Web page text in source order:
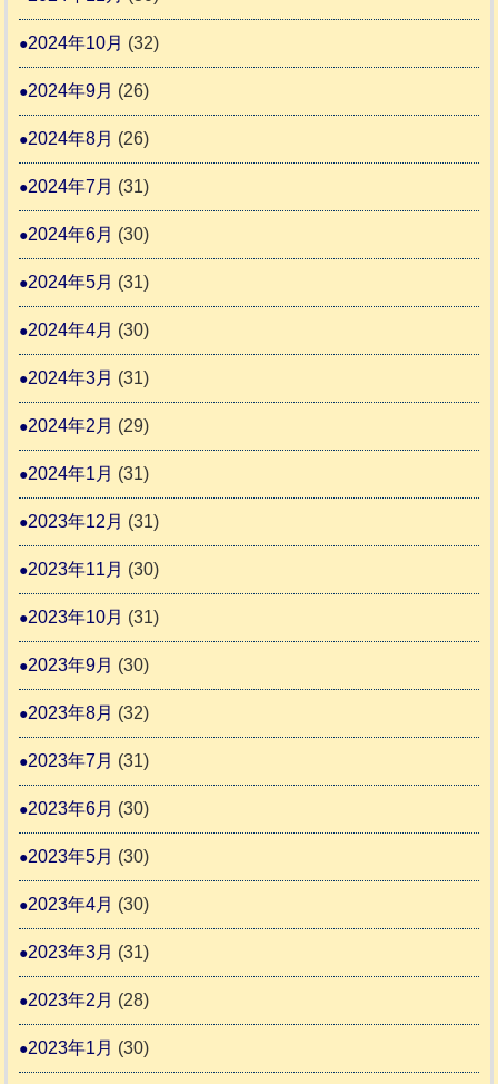
2024年10月 (32)
2024年9月 (26)
2024年8月 (26)
2024年7月 (31)
2024年6月 (30)
2024年5月 (31)
2024年4月 (30)
2024年3月 (31)
2024年2月 (29)
2024年1月 (31)
2023年12月 (31)
2023年11月 (30)
2023年10月 (31)
2023年9月 (30)
2023年8月 (32)
2023年7月 (31)
2023年6月 (30)
2023年5月 (30)
2023年4月 (30)
2023年3月 (31)
2023年2月 (28)
2023年1月 (30)